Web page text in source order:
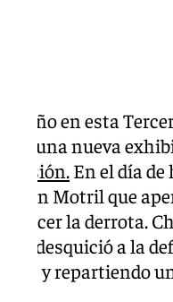
en esta
una nueva
En el día
un Motril que
la derrota.
y desquició a la
y repartiendo